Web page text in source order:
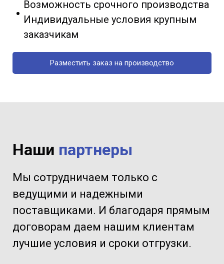
Возможность срочного производства
Индивидуальные условия крупным
заказчикам
Разместить заказ на производство
Наши партнеры
Мы сотрудничаем только с
ведущими и надежными
поставщиками. И благодаря прямым
договорам даем нашим клиентам
лучшие условия и сроки отгрузки.